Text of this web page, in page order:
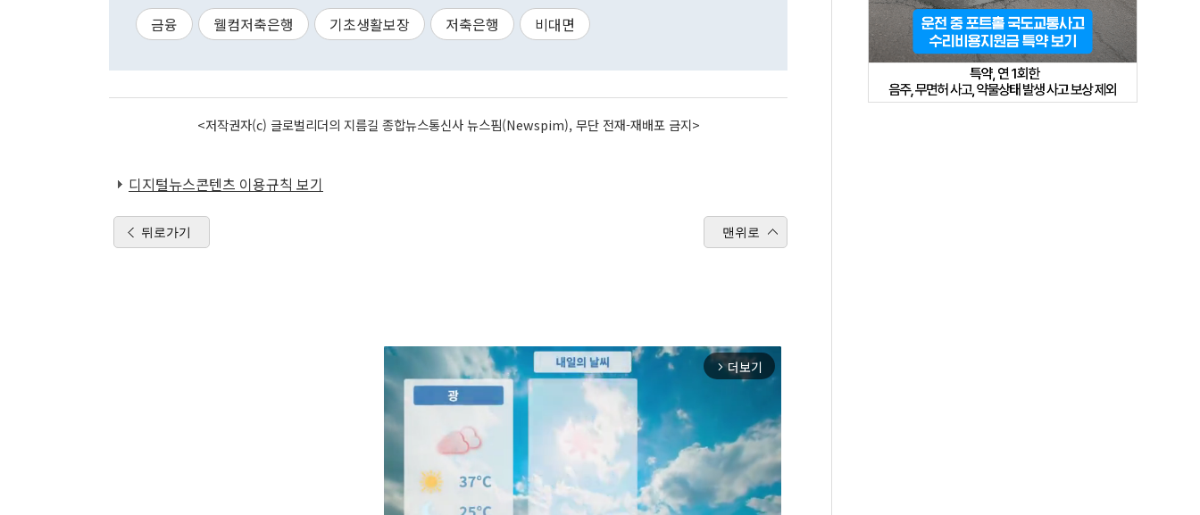
금융 웰컴저축은행 기초생활보장 저축은행 비대면
<저작권자(c) 글로벌리더의 지름길 종합뉴스통신사 뉴스핌(Newspim), 무단 전재-재배포 금지>
디지털뉴스콘텐츠 이용규칙 보기
뒤로가기 맨위로
arrow_forward_ios 더보기